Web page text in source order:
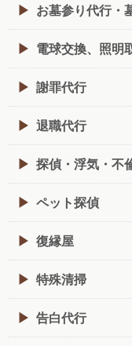
お墓参り代行・
電球交換、照明
謝罪代行
退職代行
探偵・浮気・不
ペット探偵
復縁屋
特殊清掃
告白代行